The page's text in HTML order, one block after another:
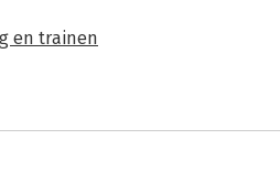
en trainen